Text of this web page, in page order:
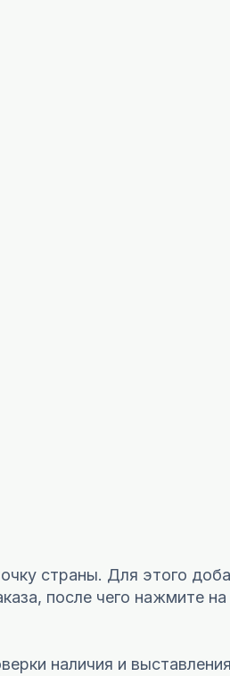
страны. Для этого
после чего нажмите на
наличия и